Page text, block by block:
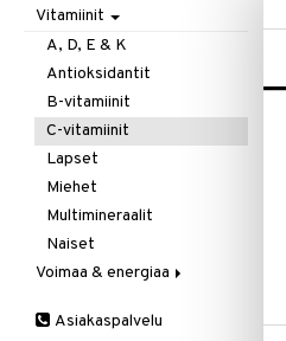
Verisuonia vahvistavat
Kivunlievitys
Muuta
Valoterapia
Juomat
Kuidut
Puhdistus
Ruuansulatus
Suolisto
C-vitamiini
Estävä & helpottava
Korva & nenä & kurkku
Muut
Valkosipuli
Viruksiin
Yskään
Vitamiinit
A, D, E & K
Antioksidantit
B-vitamiinit
C-vitamiinit
Lapset
Miehet
Multimineraalit
Naiset
Voimaa & energiaa
Muut
Asiakaspalvelu